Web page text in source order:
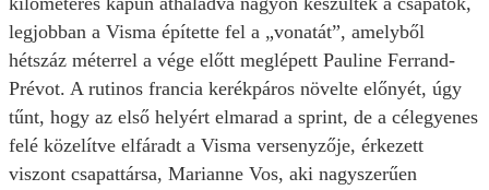
legjobban a Visma építette fel a „vonatát”, amelyből
hétszáz méterrel a vége előtt meglépett Pauline Ferrand-
Prévot. A rutinos francia kerékpáros növelte előnyét, úgy
tűnt, hogy az első helyért elmarad a sprint, de a célegyenes
felé közelítve elfáradt a Visma versenyzője, érkezett
viszont csapattársa, Marianne Vos, aki nagyszerűen